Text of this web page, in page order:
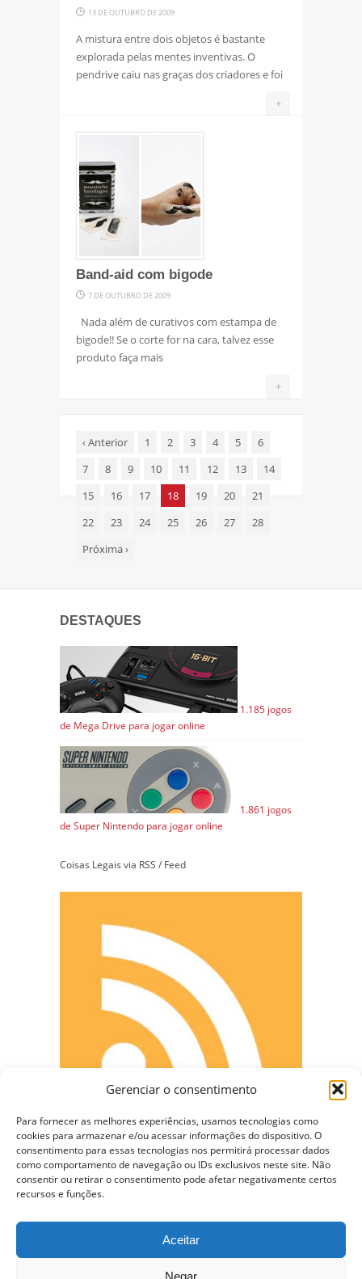
Gerenciar o consentimento
Para fornecer as melhores experiências, usamos tecnologias como
cookies para armazenar e/ou acessar informações do dispositivo. O
consentimento para essas tecnologias nos permitirá processar dados
como comportamento de navegação ou IDs exclusivos neste site. Não
consentir ou retirar o consentimento pode afetar negativamente certos
recursos e funções.
Aceitar
Negar
13 DE OUTUBRO DE 2009
A mistura entre dois objetos é bastante
explorada pelas mentes inventivas. O
pendrive caiu nas graças dos criadores e foi
+
Band-aid com bigode
7 DE OUTUBRO DE 2009
Nada além de curativos com estampa de
bigode!! Se o corte for na cara, talvez esse
produto faça mais
+
‹Anterior 1 2 3 4 5
6
7
8 9 10 11 12 13
14
15
16 17 18 19 20
21
22
23 24 25 26 27
28
Próxima›
DESTAQUES
1.185 jogos
de Mega Drive para jogar online
1.861 jogos
de Super Nintendo para jogar online
Coisas Legais via RSS / Feed
CONECTE-SE
Copyright © 2009 - 2023 Somente Coisas Legais.